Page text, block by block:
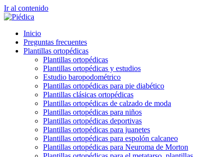
Ir al contenido
Inicio
Preguntas frecuentes
Plantillas ortopédicas
Plantillas ortopédicas
Plantillas ortopédicas y estudios
Estudio baropodométrico
Plantillas ortopédicas para pie diabético
Plantillas clásicas ortopédicas
Plantillas ortopédicas de calzado de moda
Plantillas ortopédicas para niños
Plantillas ortopédicas deportivas
Plantillas ortopédicas para juanetes
Plantillas ortopédicas para espolón calcaneo
Plantillas ortopédicas para Neuroma de Morton